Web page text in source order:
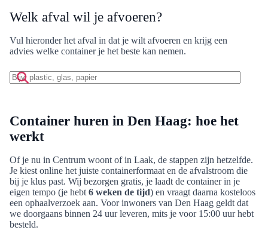
Welk afval wil je afvoeren?
Vul hieronder het afval in dat je wilt afvoeren en krijg een
advies welke container je het beste kan nemen.
op
Container huren in Den Haag: hoe het
werkt
Of je nu in Centrum woont of in Laak, de stappen zijn hetzelfde.
Je kiest online het juiste containerformaat en de afvalstroom die
bij je klus past. Wij bezorgen gratis, je laadt de container in je
eigen tempo (je hebt 6 weken de tijd) en vraagt daarna kosteloos
een ophaalverzoek aan. Voor inwoners van Den Haag geldt dat
we doorgaans binnen 24 uur leveren, mits je voor 15:00 uur hebt
besteld.